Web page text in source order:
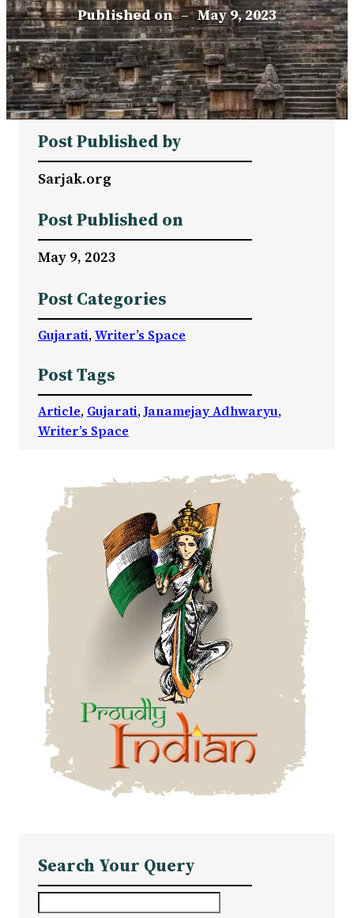
Published on – May 9, 2023
Post Published by
Sarjak.org
Post Published on
May 9, 2023
Post Categories
Gujarati, Writer’s Space
Post Tags
Article, Gujarati, Janamejay Adhwaryu
Writer’s Space
Search Your Query